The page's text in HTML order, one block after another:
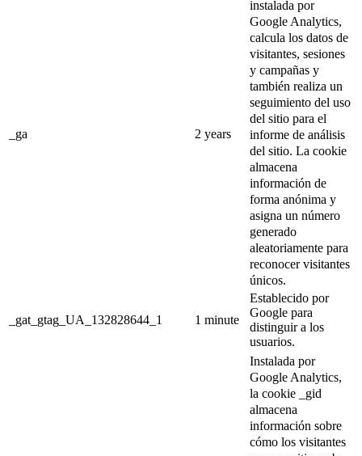
_ga 2 years
instalada por
Google Analytics,
calcula los datos de
visitantes, sesiones
y campañas y
también realiza un
seguimiento del uso
del sitio para el
informe de análisis
del sitio. La cookie
almacena
información de
forma anónima y
asigna un número
generado
aleatoriamente para
reconocer visitantes
únicos.
_gat_gtag_UA_132828644_1 1 minute
Establecido por
Google para
distinguir a los
usuarios.
Instalada por
Google Analytics,
la cookie _gid
almacena
información sobre
cómo los visitantes